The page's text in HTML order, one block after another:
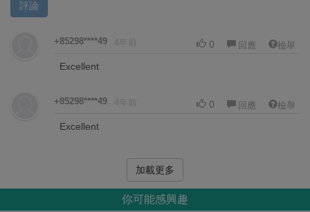
評論
+85298****49 4年前 0 回應 檢舉
Excellent
+85298****49 4年前 0 回應 檢舉
Excellent
加載更多
你可能感興趣